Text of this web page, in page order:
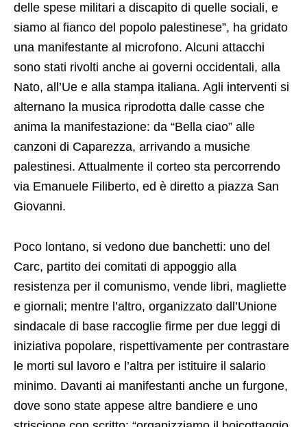
delle spese militari a discapito di quelle sociali, e
siamo al fianco del popolo palestinese”, ha gridato
una manifestante al microfono. Alcuni attacchi
sono stati rivolti anche ai governi occidentali, alla
Nato, all’Ue e alla stampa italiana. Agli interventi si
alternano la musica riprodotta dalle casse che
anima la manifestazione: da “Bella ciao” alle
canzoni di Caparezza, arrivando a musiche
palestinesi. Attualmente il corteo sta percorrendo
via Emanuele Filiberto, ed è diretto a piazza San
Giovanni.
Poco lontano, si vedono due banchetti: uno del
Carc, partito dei comitati di appoggio alla
resistenza per il comunismo, vende libri, magliette
e giornali; mentre l’altro, organizzato dall’Unione
sindacale di base raccoglie firme per due leggi di
iniziativa popolare, rispettivamente per contrastare
le morti sul lavoro e l’altra per istituire il salario
minimo. Davanti ai manifestanti anche un furgone,
dove sono state appese altre bandiere e uno